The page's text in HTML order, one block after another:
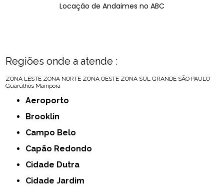
Locação de Andaimes no ABC
Regiões onde a atende :
ZONA LESTE ZONA NORTE ZONA OESTE ZONA SUL GRANDE SÃO PAULO
Guarulhos Mairiporã
Aeroporto
Brooklin
Campo Belo
Capão Redondo
Cidade Dutra
Cidade Jardim